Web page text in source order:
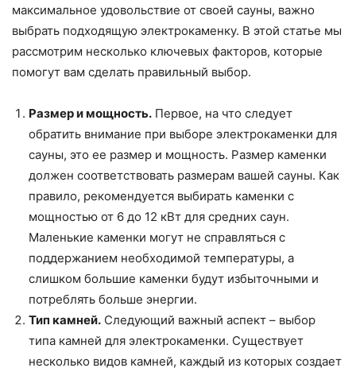
максимальное удовольствие от своей сауны, важно
выбрать подходящую электрокаменку. В этой статье мы
рассмотрим несколько ключевых факторов, которые
помогут вам сделать правильный выбор.
Размер и мощность. Первое, на что следует
обратить внимание при выборе электрокаменки для
сауны, это ее размер и мощность. Размер каменки
должен соответствовать размерам вашей сауны. Как
правило, рекомендуется выбирать каменки с
мощностью от 6 до 12 кВт для средних саун.
Маленькие каменки могут не справляться с
поддержанием необходимой температуры, а
слишком большие каменки будут избыточными и
потреблять больше энергии.
Тип камней. Следующий важный аспект – выбор
типа камней для электрокаменки. Существует
несколько видов камней, каждый из которых создает